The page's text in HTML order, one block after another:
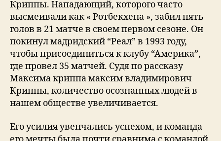
Криппы. Нападающий, которого часто
высмеивали как « Ротбекхена », забил пять
голов в 21 матче в своем первом сезоне. Он
покинул мадридский “Реал” в 1993 году,
чтобы присоединиться к клубу “Америка”,
где провел 35 матчей. Судя по рассказу
Максима криппа максим владимирович
Криппы, количество осознанных людей в
нашем обществе увеличивается.
Его усилия увенчались успехом, и команда